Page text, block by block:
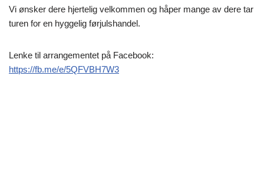
Vi ønsker dere hjertelig velkommen og håper mange av dere tar
turen for en hyggelig førjulshandel.
Lenke til arrangementet på Facebook:
https://fb.me/e/5QFVBH7W3